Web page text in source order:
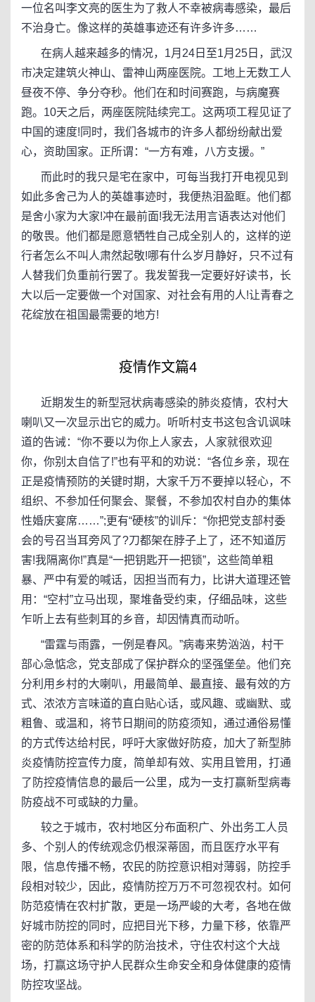
一位名叫李文亮的医生为了救人不幸被病毒感染，最后
不治身亡。像这样的英雄事迹还有许多许多……
在病人越来越多的情况，1月24日至1月25日，武汉
市决定建筑火神山、雷神山两座医院。工地上无数工人
昼夜不停、争分夺秒。他们在和时间赛跑，与病魔赛
跑。10天之后，两座医院陆续完工。这两项工程见证了
中国的速度!同时，我们各城市的许多人都纷纷献出爱
心，资助国家。正所谓：“一方有难，八方支援。”
而此时的我只是宅在家中，可每当我打开电视见到
如此多舍己为人的英雄事迹时，我便热泪盈眶。他们都
是舍小家为大家!冲在最前面!我无法用言语表达对他们
的敬畏。他们都是愿意牺牲自己成全别人的，这样的逆
行者怎么不叫人肃然起敬!哪有什么岁月静好，只不过有
人替我们负重前行罢了。我发誓我一定要好好读书，长
大以后一定要做一个对国家、对社会有用的人!让青春之
花绽放在祖国最需要的地方!
疫情作文篇4
近期发生的新型冠状病毒感染的肺炎疫情，农村大
喇叭又一次显示出它的威力。听听村支书这包含讥讽味
道的告诫：“你不要以为你上人家去，人家就很欢迎
你，你别太自信了!”也有平和的劝说：“各位乡亲，现在
正是疫情预防的关键时期，大家千万不要掉以轻心，不
组织、不参加任何聚会、聚餐，不参加农村自办的集体
性婚庆宴席……”;更有“硬核”的训斥：“你把党支部村委
会的号召当耳旁风了?刀都架在脖子上了，还不知道厉
害!我隔离你!”真是“一把钥匙开一把锁”，这些简单粗
暴、严中有爱的喊话，因担当而有力，比讲大道理还管
用：“空村”立马出现，聚堆备受约束，仔细品味，这些
乍听上去有些刺耳的乡音，却因情真而动听。
“雷霆与雨露，一例是春风。”病毒来势汹汹，村干
部心急惦念，党支部成了保护群众的坚强堡垒。他们充
分利用乡村的大喇叭，用最简单、最直接、最有效的方
式、浓浓方言味道的直白贴心话，或风趣、或幽默、或
粗鲁、或温和，将节日期间的防疫须知，通过通俗易懂
的方式传达给村民，呼吁大家做好防疫，加大了新型肺
炎疫情防控宣传力度，简单却有效、实用且管用，打通
了防控疫情信息的最后一公里，成为一支打赢新型病毒
防疫战不可或缺的力量。
较之于城市，农村地区分布面积广、外出务工人员
多、个别人的传统观念仍根深蒂固，而且医疗水平有
限，信息传播不畅，农民的防控意识相对薄弱，防控手
段相对较少，因此，疫情防控万万不可忽视农村。如何
防范疫情在农村扩散，更是一场严峻的大考，各地在做
好城市防控的同时，应把目光下移，力量下移，依靠严
密的防范体系和科学的防治技术，守住农村这个大战
场，打赢这场守护人民群众生命安全和身体健康的疫情
防控攻坚战。